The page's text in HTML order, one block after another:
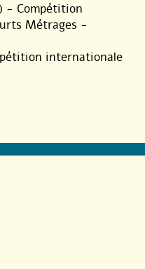
- Compétition
Métrages -
internationale